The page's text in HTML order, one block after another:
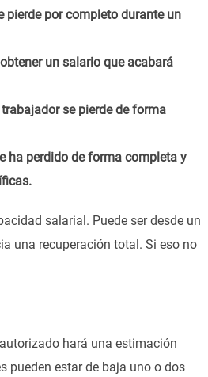
pierde por completo durante un
un salario que acabará
se pierde de forma
ha perdido de forma completa y
salarial. Puede ser desde un
una recuperación total. Si eso no
hará una estimación
pueden estar de baja uno o dos